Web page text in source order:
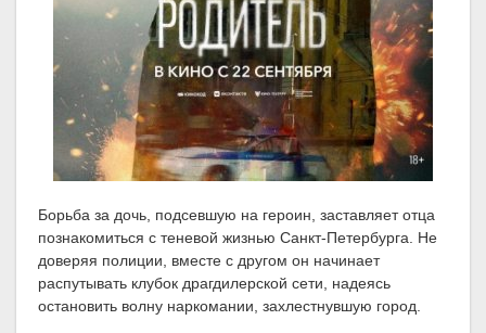
Борьба за дочь, подсевшую на героин, заставляет отца
познакомиться с теневой жизнью Санкт-Петербурга. Не
доверяя полиции, вместе с другом он начинает
распутывать клубок драгдилерской сети, надеясь
остановить волну наркомании, захлестнувшую город.